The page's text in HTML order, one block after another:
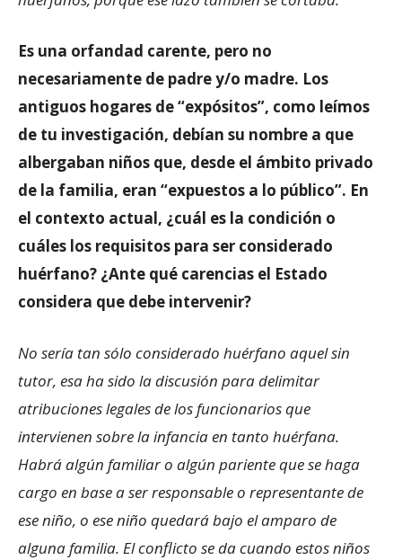
Es una orfandad carente, pero no
necesariamente de padre y/o madre. Los
antiguos hogares de “expósitos”, como leímos
de tu investigación, debían su nombre a que
albergaban niños que, desde el ámbito privado
de la familia, eran “expuestos a lo público”. En
el contexto actual, ¿cuál es la condición o
cuáles los requisitos para ser considerado
huérfano? ¿Ante qué carencias el Estado
considera que debe intervenir?
No sería tan sólo considerado huérfano aquel sin
tutor, esa ha sido la discusión para delimitar
atribuciones legales de los funcionarios que
intervienen sobre la infancia en tanto huérfana.
Habrá algún familiar o algún pariente que se haga
cargo en base a ser responsable o representante de
ese niño, o ese niño quedará bajo el amparo de
alguna familia. El conflicto se da cuando estos niños